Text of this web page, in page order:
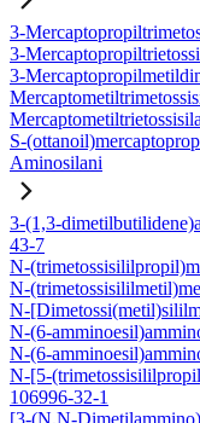
3-
3-
3-
S-
Aminosilani
3-(1,3-
43-7
N-
N-
N-
N-(6-
N-(6-
N-[5-
106996-32-1
[3-(N,N-